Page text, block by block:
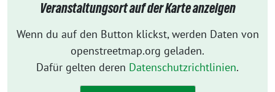
Veranstaltungsort auf der Karte anzeigen
Wenn du auf den Button klickst, werden Daten von
openstreetmap.org geladen.
Dafür gelten deren Datenschutzrichtlinien.